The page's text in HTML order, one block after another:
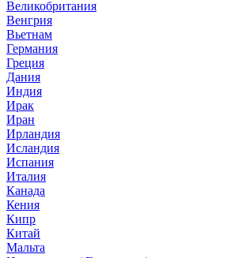
Великобритания
Венгрия
Вьетнам
Германия
Греция
Дания
Индия
Ирак
Иран
Ирландия
Исландия
Испания
Италия
Канада
Кения
Кипр
Китай
Мальта